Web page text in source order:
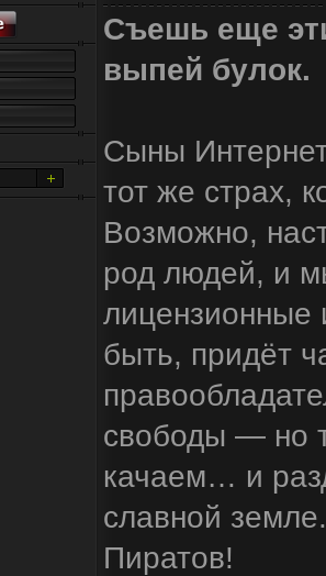
Съешь еще
выпей булок.
Сыны
тот же страх,
Возможно,
род людей, и
лицензионные
быть, придёт
свободы — но
качаем… и
славной
Пиратов!